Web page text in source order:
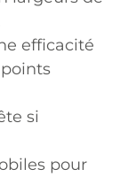
efficacité
si
pour